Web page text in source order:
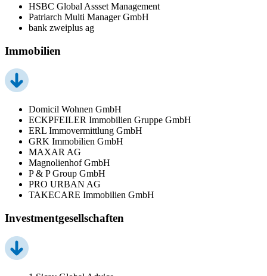
HSBC Global Assset Management
Patriarch Multi Manager GmbH
bank zweiplus ag
Immobilien
Domicil Wohnen GmbH
ECKPFEILER Immobilien Gruppe GmbH
ERL Immovermittlung GmbH
GRK Immobilien GmbH
MAXAR AG
Magnolienhof GmbH
P & P Group GmbH
PRO URBAN AG
TAKECARE Immobilien GmbH
Investmentgesellschaften